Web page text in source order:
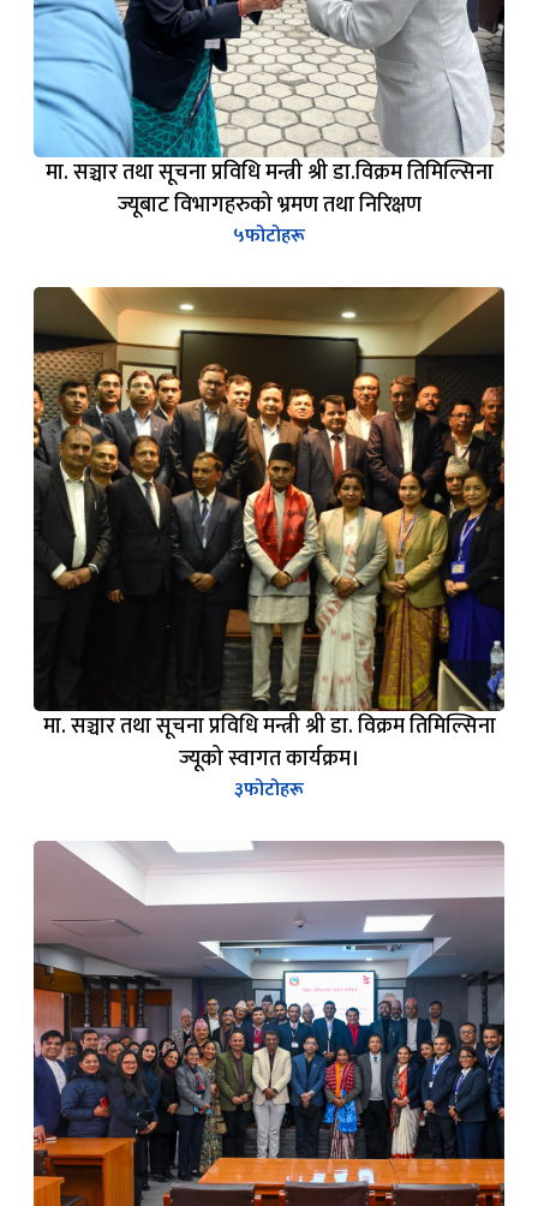
मा. सञ्चार तथा सूचना प्रविधि मन्त्री श्री डा.विक्रम तिमिल्सिना
ज्यूबाट विभागहरुको भ्रमण तथा निरिक्षण
५फोटोहरू
मा. सञ्चार तथा सूचना प्रविधि मन्त्री श्री डा. विक्रम तिमिल्सिना
ज्यूको स्वागत कार्यक्रम।
३फोटोहरू